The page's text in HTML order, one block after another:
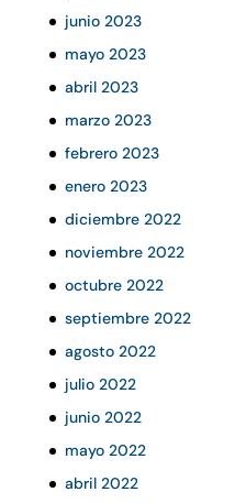
junio 2023
mayo 2023
abril 2023
marzo 2023
febrero 2023
enero 2023
diciembre 2022
noviembre 2022
octubre 2022
septiembre 2022
agosto 2022
julio 2022
junio 2022
mayo 2022
abril 2022